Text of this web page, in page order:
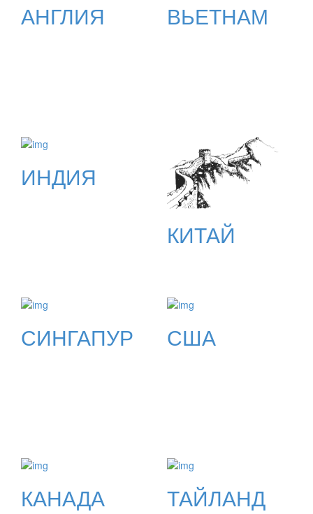
АНГЛИЯ ВЬЕТНАМ
ИНДИЯ
КИТАЙ
СИНГАПУР США
КАНАДА ТАЙЛАНД